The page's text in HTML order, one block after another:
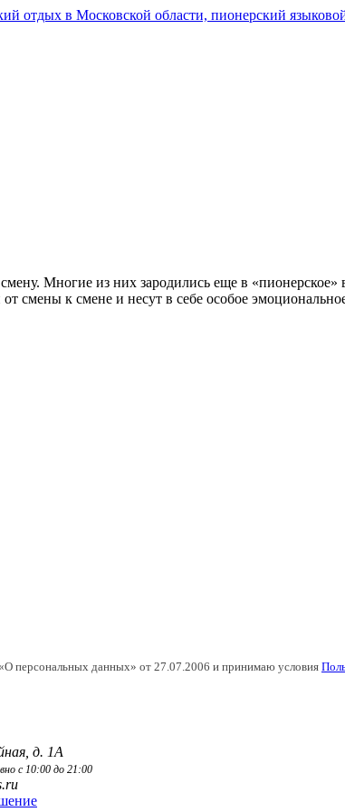
Многие из них зародились еще в «пионерское»
смены к смене и несут в себе особое
персональных данных» от 27.07.2006 и принимаю условия
д. 1А
с 10:00 до 21:00